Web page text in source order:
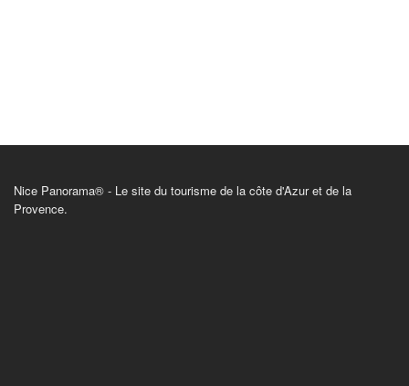
Nice Panorama® - Le site du tourisme de la côte d'Azur et de la
Provence.